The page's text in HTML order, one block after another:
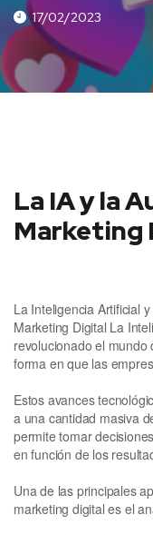
17/02/2023
La IA y la
Marketing
La Inteligencia Artificial
Marketing Digital La
revolucionado el
forma en que las
Estos avances
a una cantidad masiva
permite tomar
en función de los
Una de las principales
marketing digital es el